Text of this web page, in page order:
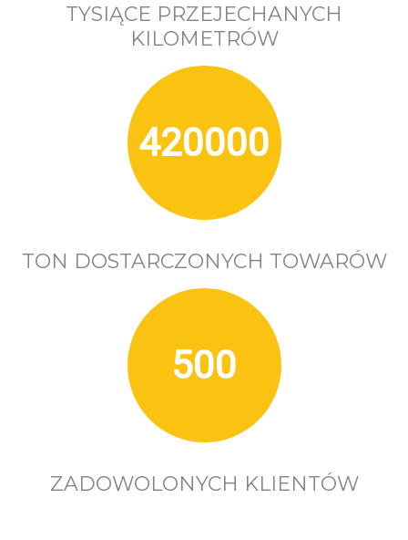
TYSIĄCE PRZEJECHANYCH
KILOMETRÓW
420000
TON DOSTARCZONYCH TOWARÓW
500
ZADOWOLONYCH KLIENTÓW